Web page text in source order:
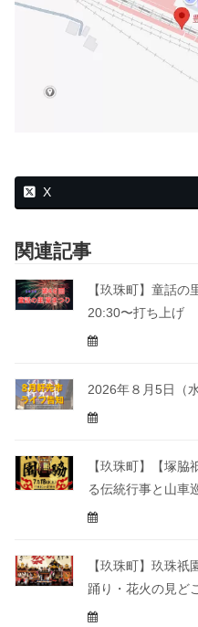
X
関連記事
【玖珠町】童話
20:30〜打ち上げ
2026年８月5日（
【玖珠町】【塚
る伝統行事と山車
【玖珠町】玖珠
踊り・花火の見ど